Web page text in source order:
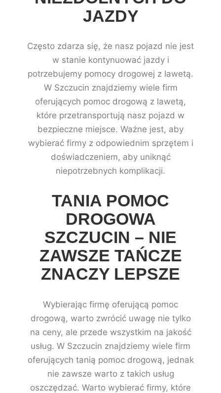
JAZDY
Często zdarza się, że nasz pojazd nie jest
w stanie kontynuować jazdy i
potrzebujemy pomocy drogowej z lawetą.
W Szczucin znajdziemy wiele firm
oferujących pomoc drogową z lawetą,
które przetransportują nasz pojazd w
bezpieczne miejsce. Ważne jest, aby
wybierać firmy z odpowiednim sprzętem i
doświadczeniem, aby uniknąć
niepotrzebnych komplikacji.
TANIA POMOC
DROGOWA
SZCZUCIN – NIE
ZAWSZE TAŃCZE
ZNACZY LEPSZE
Wybierając firmę oferującą pomoc
drogową, warto zwrócić uwagę nie tylko
na ceny, ale przede wszystkim na jakość
usług. W Szczucin znajdziemy wiele firm
oferujących tanią pomoc drogową, jednak
nie zawsze warto z takich usług
oszczędzać. Warto wybierać firmy, które